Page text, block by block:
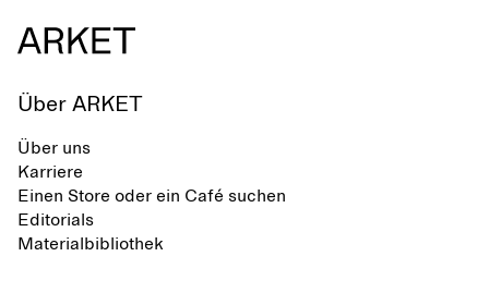
Über ARKET
Über uns
Karriere
Einen Store oder ein Café suchen
Editorials
Materialbibliothek